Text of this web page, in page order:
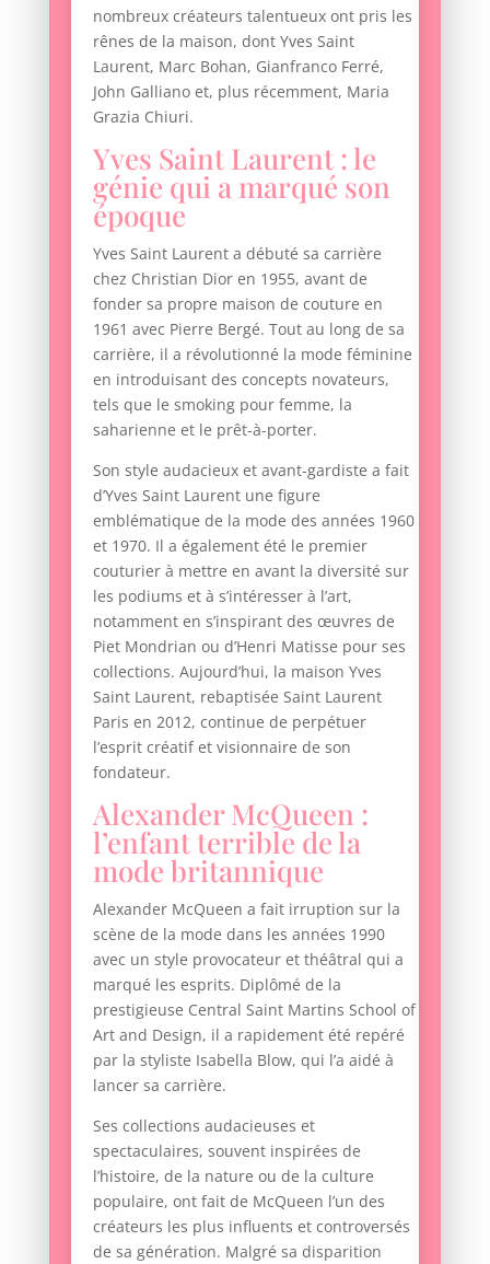
nombreux créateurs talentueux ont pris les
rênes de la maison, dont Yves Saint
Laurent, Marc Bohan, Gianfranco Ferré,
John Galliano et, plus récemment, Maria
Grazia Chiuri.
Yves Saint Laurent : le
génie qui a marqué son
époque
Yves Saint Laurent a débuté sa carrière
chez Christian Dior en 1955, avant de
fonder sa propre maison de couture en
1961 avec Pierre Bergé. Tout au long de sa
carrière, il a révolutionné la mode féminine
en introduisant des concepts novateurs,
tels que le smoking pour femme, la
saharienne et le prêt-à-porter.
Son style audacieux et avant-gardiste a fait
d’Yves Saint Laurent une figure
emblématique de la mode des années 1960
et 1970. Il a également été le premier
couturier à mettre en avant la diversité sur
les podiums et à s’intéresser à l’art,
notamment en s’inspirant des œuvres de
Piet Mondrian ou d’Henri Matisse pour ses
collections. Aujourd’hui, la maison Yves
Saint Laurent, rebaptisée Saint Laurent
Paris en 2012, continue de perpétuer
l’esprit créatif et visionnaire de son
fondateur.
Alexander McQueen :
l’enfant terrible de la
mode britannique
Alexander McQueen a fait irruption sur la
scène de la mode dans les années 1990
avec un style provocateur et théâtral qui a
marqué les esprits. Diplômé de la
prestigieuse Central Saint Martins School of
Art and Design, il a rapidement été repéré
par la styliste Isabella Blow, qui l’a aidé à
lancer sa carrière.
Ses collections audacieuses et
spectaculaires, souvent inspirées de
l’histoire, de la nature ou de la culture
populaire, ont fait de McQueen l’un des
créateurs les plus influents et controversés
de sa génération. Malgré sa disparition